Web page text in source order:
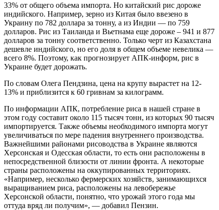
33% от общего объема импорта. Но китайский рис дороже
индийского. Например, зерно из Китая было ввезено в
Украину по 782 доллара за тонну, а из Индии — по 759
долларов. Рис из Таиланда и Вьетнама еще дороже – 941 и 877
долларов за тонну соответственно. Только черт из Казахстана
дешевле индийского, но его доля в общем объеме невелика —
всего 8%. Поэтому, как прогнозирует АПК-информ, рис в
Украине будет дорожать.
По словам Олега Пендзина, цена на крупу вырастет на 12-
13% и приблизится к 60 гривнам за килограмм.
По информации АПК, потребление риса в нашей стране в
этом году составит около 115 тысяч тонн, из которых 90 тысяч
импортируется. Также объемы необходимого импорта могут
увеличиваться по мере падения внутреннего производства.
Важнейшими районами рисоводства в Украине являются
Херсонская и Одесская области, то есть они расположены в
непосредственной близости от линии фронта. А некоторые
страны расположены на оккупированных территориях.
«Например, несколько фермерских хозяйств, занимающихся
выращиванием риса, расположены на левобережье
Херсонской области, понятно, что урожай этого года мы
оттуда вряд ли получим», — добавил Пензин.